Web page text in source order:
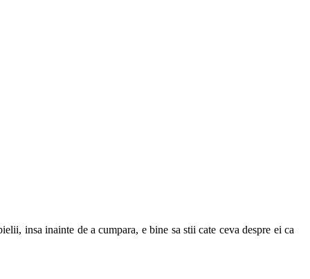
insa inainte de a cumpara, e bine sa stii cate ceva despre ei ca